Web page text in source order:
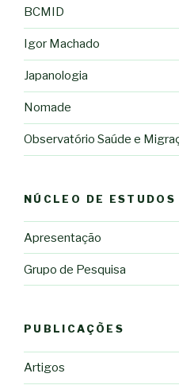
BCMID
Igor Machado
Japanologia
Nomade
Observatório Saúde e
NÚCLEO DE ESTUDOS
Apresentação
Grupo de Pesquisa
PUBLICAÇÕES
Artigos